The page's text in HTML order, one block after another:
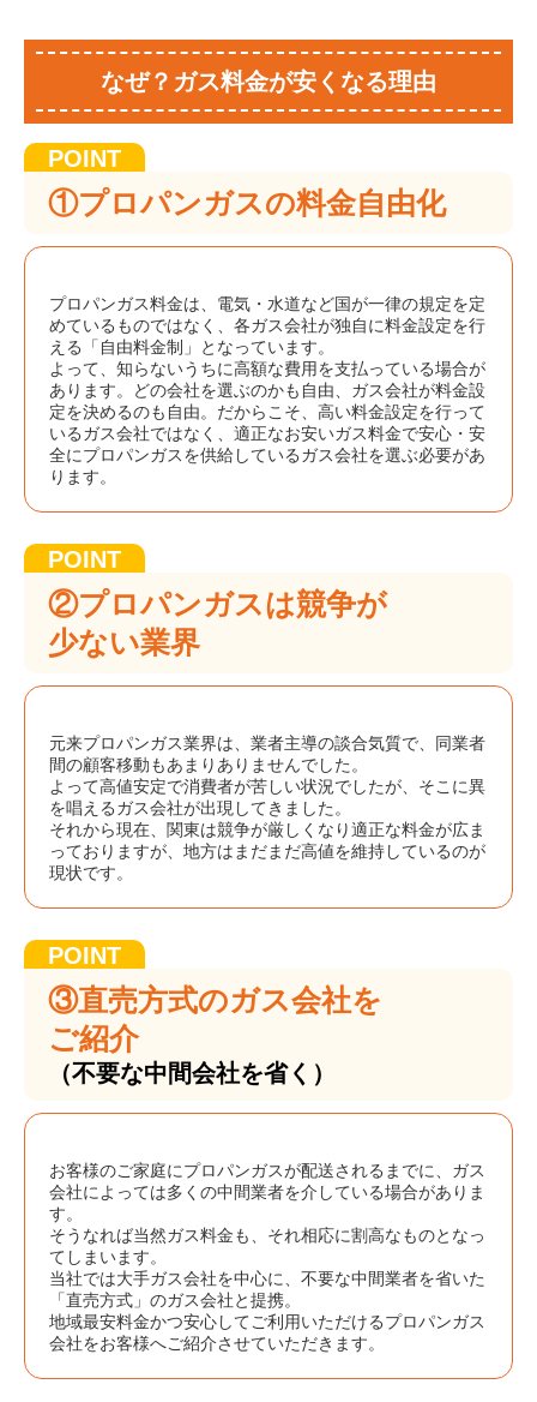
なぜ？ガス料金が安くなる理由
①プロパンガスの料金自由化
プロパンガス料金は、電気・水道など国が一律の規定を定
めているものではなく、各ガス会社が独自に料金設定を行
える「自由料金制」となっています。
よって、知らないうちに高額な費用を支払っている場合が
あります。どの会社を選ぶのかも自由、ガス会社が料金設
定を決めるのも自由。だからこそ、高い料金設定を行って
いるガス会社ではなく、適正なお安いガス料金で安心・安
全にプロパンガスを供給しているガス会社を選ぶ必要があ
ります。
②プロパンガスは競争が
少ない業界
元来プロパンガス業界は、業者主導の談合気質で、同業者
間の顧客移動もあまりありませんでした。
よって高値安定で消費者が苦しい状況でしたが、そこに異
を唱えるガス会社が出現してきました。
それから現在、関東は競争が厳しくなり適正な料金が広ま
っておりますが、地方はまだまだ高値を維持しているのが
現状です。
③直売方式のガス会社を
ご紹介
（不要な中間会社を省く）
お客様のご家庭にプロパンガスが配送されるまでに、ガス
会社によっては多くの中間業者を介している場合がありま
す。
そうなれば当然ガス料金も、それ相応に割高なものとなっ
てしまいます。
当社では大手ガス会社を中心に、不要な中間業者を省いた
「直売方式」のガス会社と提携。
地域最安料金かつ安心してご利用いただけるプロパンガス
会社をお客様へご紹介させていただきます。